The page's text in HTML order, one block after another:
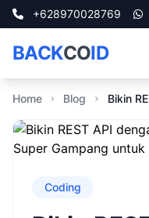
+628970028769
BACKCOID
Home Blog
Coding